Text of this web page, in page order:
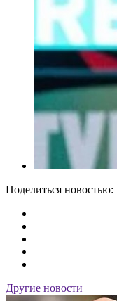
Поделиться новостью:
Другие новости